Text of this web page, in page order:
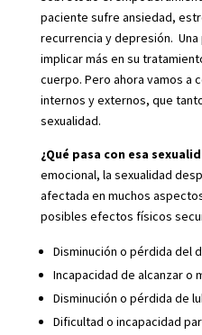
paciente sufre ansiedad,
recurrencia y depresión.
implicar más en su
cuerpo. Pero ahora vamos a
internos y externos, que
sexualidad.
¿Qué pasa con esa
emocional, la sexualidad
afectada en muchos
posibles efectos físicos
Disminución o pérdida del
Incapacidad de alcanzar o
Disminución o pérdida de
Dificultad o incapacidad